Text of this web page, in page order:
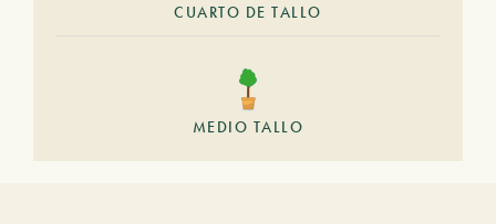
CUARTO DE TALLO
MEDIO TALLO